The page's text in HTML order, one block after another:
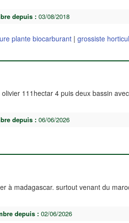
depuis :03/08/2018
plante biocarburant| grossiste
111hectar 4 puis deux bassin
depuis :06/06/2026
à madagascar. surtout venant du
depuis :02/06/2026